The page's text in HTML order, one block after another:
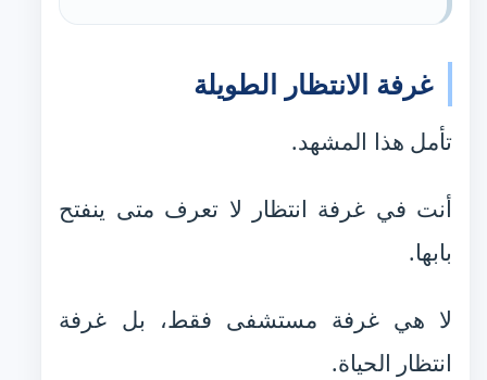
غرفة الانتظار الطويلة
تأمل هذا المشهد.
أنت في غرفة انتظار لا تعرف متى ينفتح
بابها.
لا هي غرفة مستشفى فقط، بل غرفة
انتظار الحياة.